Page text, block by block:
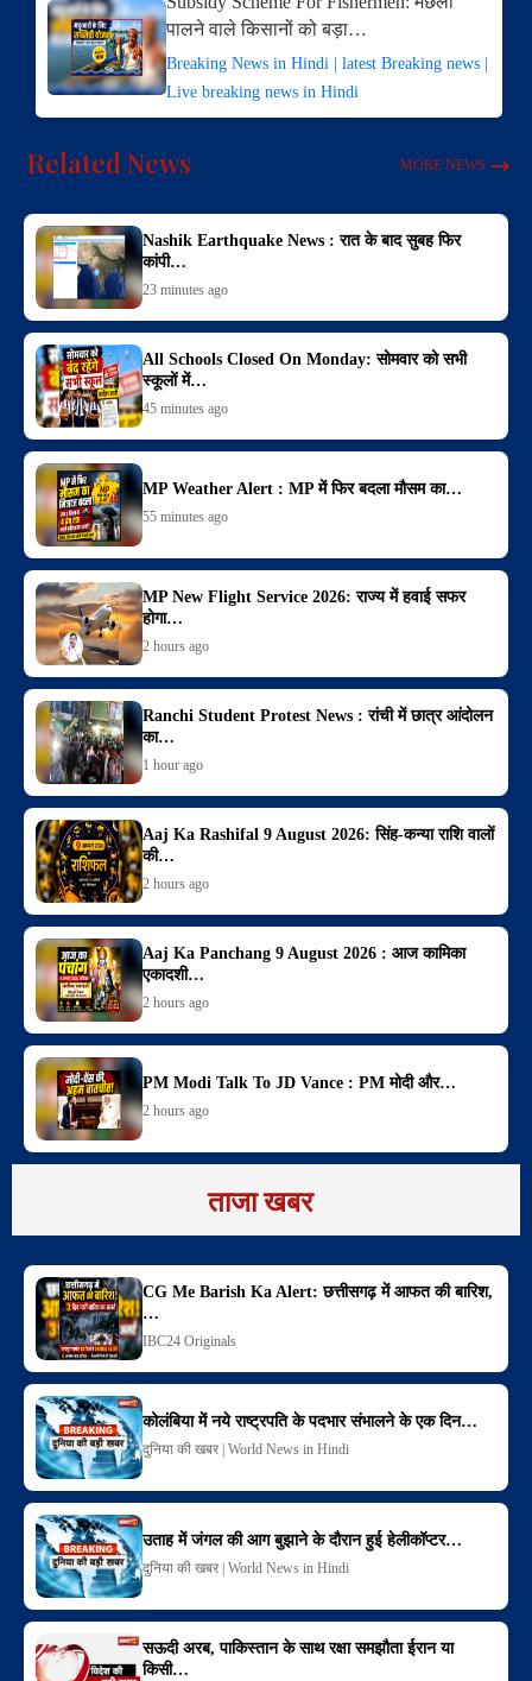
पालने वाले किसानों को बड़ा…
Breaking News in Hindi | latest Breaking news |
Live breaking news in Hindi
Related News MORE NEWS
Nashik Earthquake News : रात के बाद सुबह फिर
कांपी…
23 minutes ago
All Schools Closed On Monday: सोमवार को सभी
स्कूलों में…
45 minutes ago
MP Weather Alert : MP में फिर बदला मौसम का…
55 minutes ago
MP New Flight Service 2026: राज्य में हवाई सफर
होगा…
2 hours ago
Ranchi Student Protest News : रांची में छात्र आंदोलन
का…
1 hour ago
Aaj Ka Rashifal 9 August 2026: सिंह-कन्या राशि वालों
की…
2 hours ago
Aaj Ka Panchang 9 August 2026 : आज कामिका
एकादशी…
2 hours ago
PM Modi Talk To JD Vance : PM मोदी और…
2 hours ago
ताजा खबर
CG Me Barish Ka Alert: छत्तीसगढ़ में आफत की बारिश,
…
IBC24 Originals
कोलंबिया में नये राष्ट्रपति के पदभार संभालने के एक दिन…
दुनिया की खबर | World News in Hindi
उताह में जंगल की आग बुझाने के दौरान हुई हेलीकॉप्टर…
दुनिया की खबर | World News in Hindi
सऊदी अरब, पाकिस्तान के साथ रक्षा समझौता ईरान या
किसी…